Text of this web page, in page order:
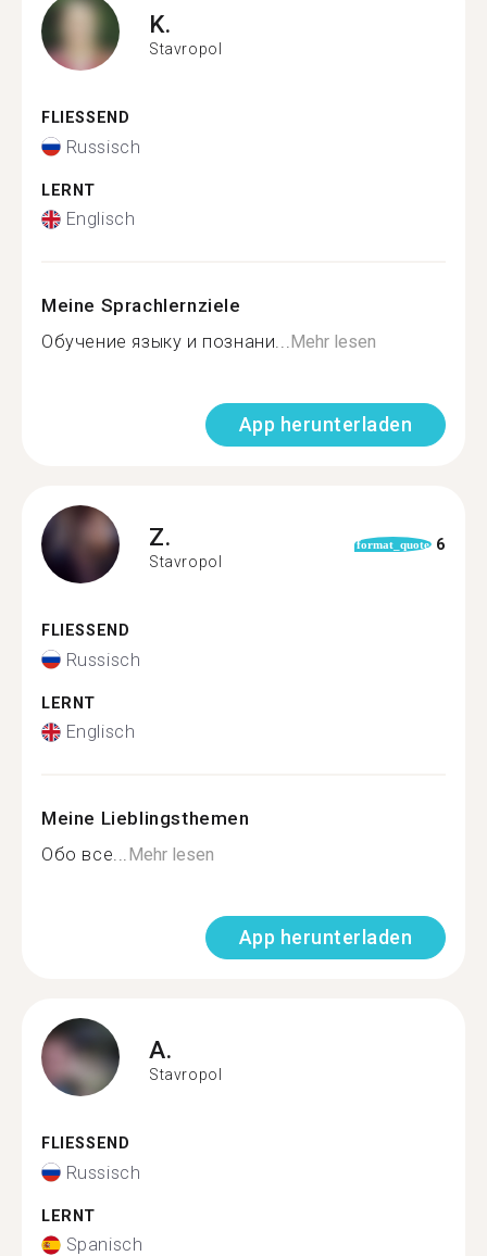
K.
Stavropol
FLIESSEND
Russisch
LERNT
Englisch
Meine Sprachlernziele
Обучение языку и познани...Mehr lesen
App herunterladen
Z.
Stavropol
format_quote 6
FLIESSEND
Russisch
LERNT
Englisch
Meine Lieblingsthemen
Обо все...Mehr lesen
App herunterladen
A.
Stavropol
FLIESSEND
Russisch
LERNT
Spanisch